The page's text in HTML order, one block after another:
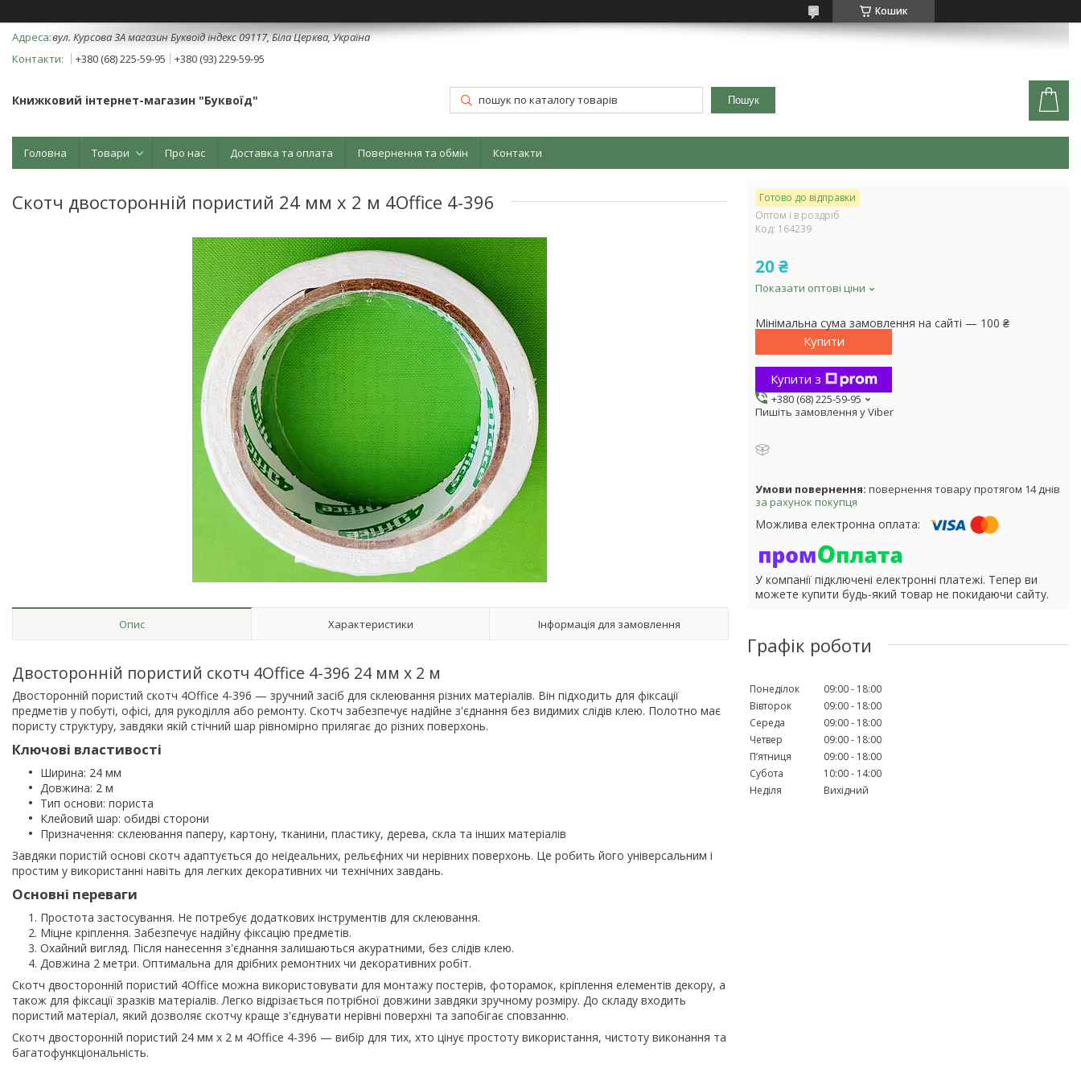
Кошик
вул. Курсова 3А магазин Буквоїд індекс 09117, Біла Церква, Україна
+380 (68) 225-59-95
+380 (93) 229-59-95
Книжковий інтернет-магазин "Буквоїд" Пошук
Головна Товари Про нас Доставка та оплата Повернення та обмін Контакти
Скотч двосторонній пористий 24 мм х 2 м 4Office 4-396
Опис Характеристики Інформація для замовлення
Двосторонній пористий скотч 4Office 4-396 24 мм х 2 м
Двосторонній пористий скотч 4Office 4-396 — зручний засіб для склеювання різних матеріалів. Він підходить для фіксації
предметів у побуті, офісі, для рукоділля або ремонту. Скотч забезпечує надійне з'єднання без видимих слідів клею. Полотно має
пористу структуру, завдяки якій стічний шар рівномірно прилягає до різних поверхонь.
Ключові властивості
Ширина: 24 мм
Довжина: 2 м
Тип основи: пориста
Клейовий шар: обидві сторони
Призначення: склеювання паперу, картону, тканини, пластику, дерева, скла та інших матеріалів
Завдяки пористій основі скотч адаптується до неідеальних, рельєфних чи нерівних поверхонь. Це робить його універсальним і
простим у використанні навіть для легких декоративних чи технічних завдань.
Основні переваги
Простота застосування. Не потребує додаткових інструментів для склеювання.
Міцне кріплення. Забезпечує надійну фіксацію предметів.
Охайний вигляд. Після нанесення з'єднання залишаються акуратними, без слідів клею.
Довжина 2 метри. Оптимальна для дрібних ремонтних чи декоративних робіт.
Скотч двосторонній пористий 4Office можна використовувати для монтажу постерів, фоторамок, кріплення елементів декору, а
також для фіксації зразків матеріалів. Легко відрізається потрібної довжини завдяки зручному розміру. До складу входить
пористий матеріал, який дозволяє скотчу краще з'єднувати нерівні поверхні та запобігає сповзанню.
Скотч двосторонній пористий 24 мм х 2 м 4Office 4-396 — вибір для тих, хто цінує простоту використання, чистоту виконання та
багатофункціональність.
Готово до відправки
Оптом і в роздріб
Код: 164239
20 ₴
Показати оптові ціни
Мінімальна сума замовлення на сайті — 100 ₴
Купити
Купити з
+380 (68) 225-59-95
Пишіть замовлення у Viber
повернення товару протягом 14 днів
за рахунок покупця
У компанії підключені електронні платежі. Тепер ви
можете купити будь-який товар не покидаючи сайту.
Графік роботи
Понеділок 09:00
18:00
Вівторок
09:00
18:00
Середа
09:00
18:00
Четвер
09:00
18:00
Пʼятниця
09:00
18:00
Субота
10:00
14:00
Неділя
Вихідний